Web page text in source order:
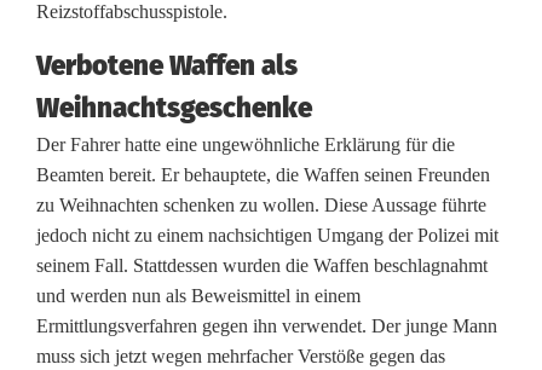
r
b
o
t
e
n
e
W
Reizstoffabschusspistole.
Verbotene Waffen als
Weihnachtsgeschenke
Der Fahrer hatte eine ungewöhnliche Erklärung für die
Beamten bereit. Er behauptete, die Waffen seinen Freunden
zu Weihnachten schenken zu wollen. Diese Aussage führte
jedoch nicht zu einem nachsichtigen Umgang der Polizei mit
seinem Fall. Stattdessen wurden die Waffen beschlagnahmt
und werden nun als Beweismittel in einem
Ermittlungsverfahren gegen ihn verwendet. Der junge Mann
muss sich jetzt wegen mehrfacher Verstöße gegen das